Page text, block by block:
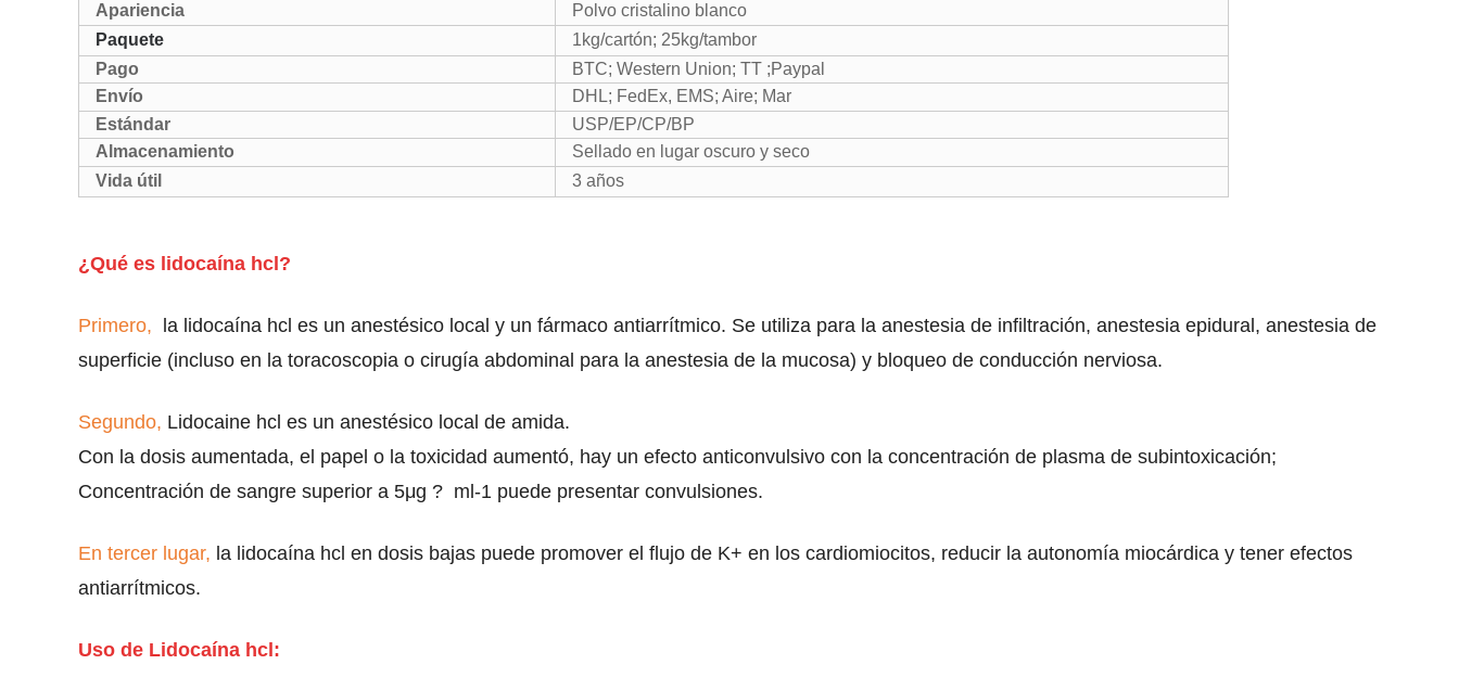
Apariencia
Polvo cristalino blanco
Paquete
1kg/cartón; 25kg/tambor
Pago
BTC; Western Union; TT ;Paypal
Envío
DHL; FedEx, EMS; Aire; Mar
Estándar
USP/EP/CP/BP
Almacenamiento
Sellado en lugar oscuro y seco
Vida útil
3 años
¿Qué es lidocaína hcl?
Primero,
la lidocaína hcl es un anestésico local y un fármaco antiarrítmico. Se utiliza para la anestesia de infiltración, anestesia epidural, anestesia de
superficie (incluso en la toracoscopia o cirugía abdominal para la anestesia de la mucosa) y bloqueo de conducción nerviosa.
Segundo, Lidocaine hcl es un anestésico local de amida.
Con la dosis aumentada, el papel o la toxicidad aumentó, hay un efecto anticonvulsivo con la concentración de plasma de subintoxicación;
Concentración de sangre superior a 5μg ? ml-1 puede presentar convulsiones.
En tercer lugar, la lidocaína hcl en dosis bajas puede promover el flujo de K+ en los cardiomiocitos, reducir la autonomía miocárdica y tener efectos
antiarrítmicos.
Uso de Lidocaína hcl: